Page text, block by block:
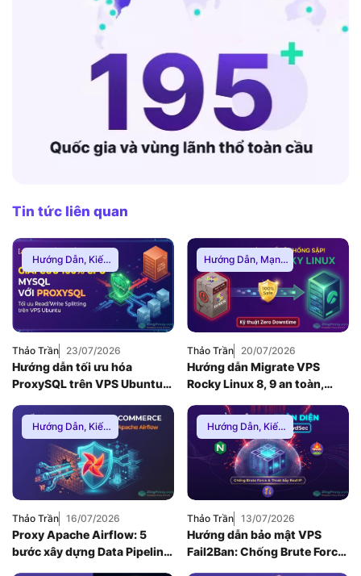
Tin tức liên quan
Hướng Dẫn, Kiến
Thức Proxy
Thảo Trần 23/07/2026
Hướng dẫn tối ưu hóa
ProxySQL trên VPS Ubuntu
Database MySQL (2026)
Hướng Dẫn, Mạng
Internnet
Thảo Trần 20/07/2026
Hướng dẫn Migrate VPS
Rocky Linux 8, 9 an toàn,
Hướng Dẫn, Kiến
Thức Proxy,Proxy
Dân Cư
Thảo Trần 16/07/2026
Proxy Apache Airflow: 5
bước xây dựng Data Pipeline
Hướng Dẫn, Kiến
Thức Proxy,Mạng
Internnet
Thảo Trần 13/07/2026
Hướng dẫn bảo mật VPS
Fail2Ban: Chống Brute Force